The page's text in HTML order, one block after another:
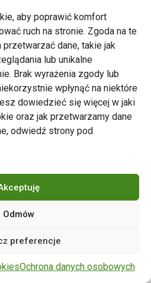
aby poprawić komfort
ruch na stronie. Zgoda na te
dane, takie jak
lub unikalne
Brak wyrażenia zgody lub
wpłynąć na niektóre
dowiedzieć się więcej w jaki
oraz jak przetwarzamy dane
odwiedź strony pod
Odmów
preferencje
Ochrona danych osobowych
w Poznaniu